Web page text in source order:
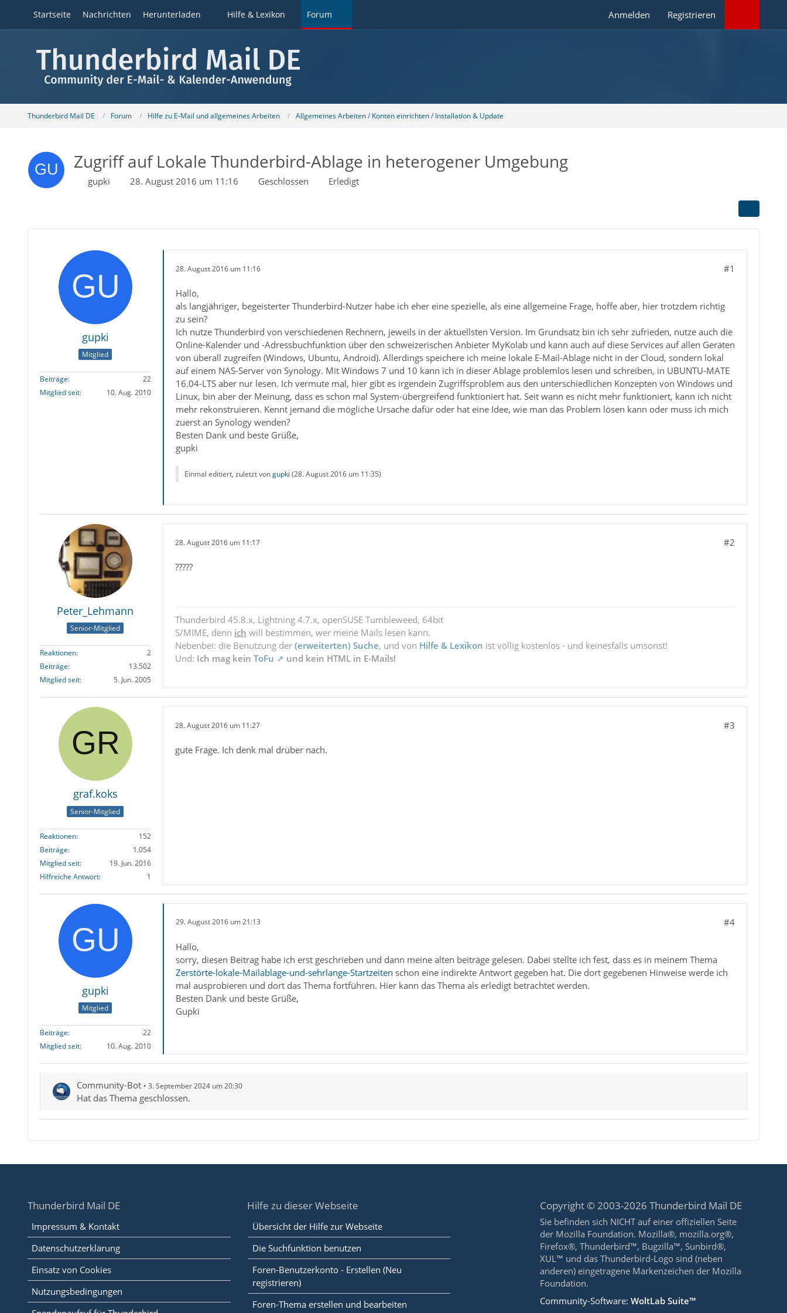
Startseite Nachrichten Herunterladen Hilfe & Lexikon Forum Anmelden Registrieren
Thunderbird Mail DE Forum Hilfe zu E-Mail und allgemeines Arbeiten Allgemeines Arbeiten / Konten einrichten / Installation & Update
Zugriff auf Lokale Thunderbird-Ablage in heterogener Umgebung
gupki 28. August 2016 um 11:16 Geschlossen Erledigt
gupki
Mitglied
Beiträge
22
Mitglied seit
10. Aug. 2010
28. August 2016 um 11:16 #1
Hallo,
als langjähriger, begeisterter Thunderbird-Nutzer habe ich eher eine spezielle, als eine allgemeine Frage, hoffe aber, hier trotzdem richtig
zu sein?
Ich nutze Thunderbird von verschiedenen Rechnern, jeweils in der aktuellsten Version. Im Grundsatz bin ich sehr zufrieden, nutze auch die
Online-Kalender und -Adressbuchfunktion über den schweizerischen Anbieter MyKolab und kann auch auf diese Services auf allen Geräten
von überall zugreifen (Windows, Ubuntu, Android). Allerdings speichere ich meine lokale E-Mail-Ablage nicht in der Cloud, sondern lokal
auf einem NAS-Server von Synology. Mit Windows 7 und 10 kann ich in dieser Ablage problemlos lesen und schreiben, in UBUNTU-MATE
16.04-LTS aber nur lesen. Ich vermute mal, hier gibt es irgendein Zugriffsproblem aus den unterschiedlichen Konzepten von Windows und
Linux, bin aber der Meinung, dass es schon mal System-übergreifend funktioniert hat. Seit wann es nicht mehr funktioniert, kann ich nicht
mehr rekonstruieren. Kennt jemand die mögliche Ursache dafür oder hat eine Idee, wie man das Problem lösen kann oder muss ich mich
zuerst an Synology wenden?
Besten Dank und beste Grüße,
gupki
Einmal editiert, zuletzt vongupki (28. August 2016 um 11:35)
Peter_Lehmann
Senior-Mitglied
Reaktionen
2
Beiträge
13.502
Mitglied seit
5. Jun. 2005
28. August 2016 um 11:17 #2
?????
Thunderbird 45.8.x, Lightning 4.7.x, openSUSE Tumbleweed, 64bit
S/MIME, denn ich will bestimmen, wer meine Mails lesen kann.
Nebenbei: die Benutzung der (erweiterten) Suche, und von Hilfe & Lexikon ist völlig kostenlos - und keinesfalls umsonst!
Und: Ich mag kein ToFu und kein HTML in E-Mails!
graf.koks
Senior-Mitglied
Reaktionen
152
Beiträge
1.054
Mitglied seit
19. Jun. 2016
Hilfreiche Antwort
1
28. August 2016 um 11:27 #3
gute Frage. Ich denk mal drüber nach.
gupki
Mitglied
Beiträge
22
Mitglied seit
10. Aug. 2010
29. August 2016 um 21:13 #4
Hallo,
sorry, diesen Beitrag habe ich erst geschrieben und dann meine alten beiträge gelesen. Dabei stellte ich fest, dass es in meinem Thema
Zerstörte-lokale-Mailablage-und-sehrlange-Startzeiten schon eine indirekte Antwort gegeben hat. Die dort gegebenen Hinweise werde ich
mal ausprobieren und dort das Thema fortführen. Hier kann das Thema als erledigt betrachtet werden.
Besten Dank und beste Grüße,
Gupki
Community-Bot 3. September 2024 um 20:30
Hat das Thema geschlossen.
Thunderbird Mail DE
Impressum & Kontakt
Datenschutzerklärung
Einsatz von Cookies
Nutzungsbedingungen
Hilfe zu dieser Webseite
Übersicht der Hilfe zur Webseite
Die Suchfunktion benutzen
Foren-Benutzerkonto - Erstellen (Neu
registrieren)
Foren-Thema erstellen und bearbeiten
Copyright © 2003-2026 Thunderbird Mail DE
Sie befinden sich NICHT auf einer offiziellen Seite
der Mozilla Foundation. Mozilla®, mozilla.org®,
Firefox®, Thunderbird™, Bugzilla™, Sunbird®,
XUL™ und das Thunderbird-Logo sind (neben
anderen) eingetragene Markenzeichen der Mozilla
Foundation.
Community-Software:WoltLab Suite™